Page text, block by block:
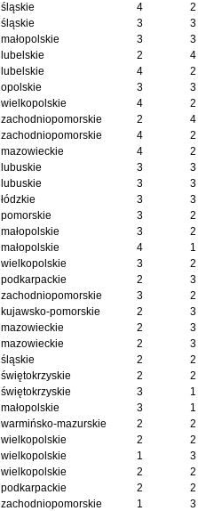
śląskie 4
2
śląskie 3
3
małopolskie 3
3
lubelskie 2
4
lubelskie 4
2
opolskie 3
3
wielkopolskie 4
2
zachodniopomorskie 2
4
zachodniopomorskie 4
2
mazowieckie 4
2
lubuskie 3
3
lubuskie 3
3
łódzkie 3
3
pomorskie 3
2
małopolskie 3
2
małopolskie 4
1
wielkopolskie 3
2
podkarpackie 2
3
zachodniopomorskie 3
2
kujawsko-pomorskie 2
3
mazowieckie 2
3
mazowieckie 2
3
śląskie 2
2
świętokrzyskie 2
2
świętokrzyskie 3
1
małopolskie 3
1
warmińsko-mazurskie 2
2
wielkopolskie 2
2
wielkopolskie 1
3
wielkopolskie 2
2
podkarpackie 2
2
zachodniopomorskie 1
3